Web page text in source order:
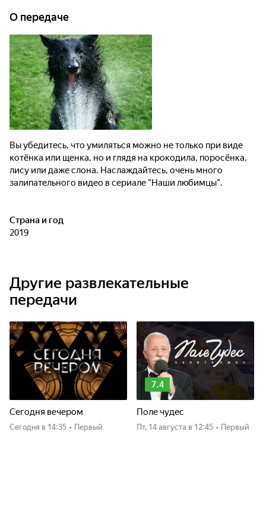
О передаче
Вы убедитесь, что умиляться можно не только при виде
котёнка или щенка, но и глядя на крокодила, поросёнка,
лису или даже слона. Наслаждайтесь, очень много
залипательного видео в сериале "Наши любимцы".
Страна и год
2019
Другие развлекательные
передачи
Сегодня вечером
Сегодня в 14:35 • Первый
7.4
Поле чудес
пт, 14 августа в 12:45 • Первый